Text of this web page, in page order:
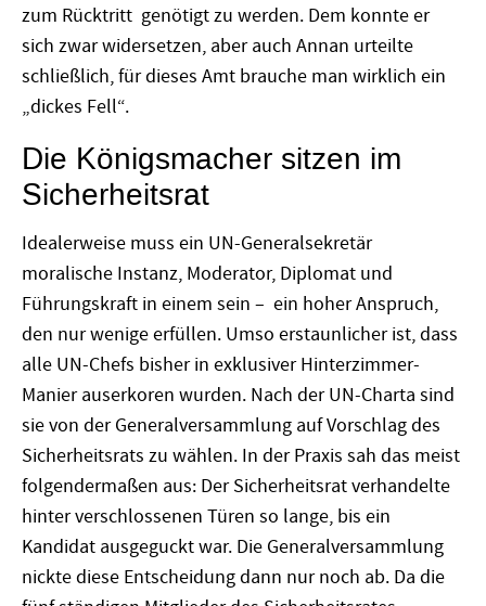
zum Rücktritt genötigt zu werden. Dem konnte er
sich zwar widersetzen, aber auch Annan urteilte
schließlich, für dieses Amt brauche man wirklich ein
„dickes Fell“.
Die Königsmacher sitzen im
Sicherheitsrat
Idealerweise muss ein UN-Generalsekretär
moralische Instanz, Moderator, Diplomat und
Führungskraft in einem sein – ein hoher Anspruch,
den nur wenige erfüllen. Umso erstaunlicher ist, dass
alle UN-Chefs bisher in exklusiver Hinterzimmer-
Manier auserkoren wurden. Nach der UN-Charta sind
sie von der Generalversammlung auf Vorschlag des
Sicherheitsrats zu wählen. In der Praxis sah das meist
folgendermaßen aus: Der Sicherheitsrat verhandelte
hinter verschlossenen Türen so lange, bis ein
Kandidat ausgeguckt war. Die Generalversammlung
nickte diese Entscheidung dann nur noch ab. Da die